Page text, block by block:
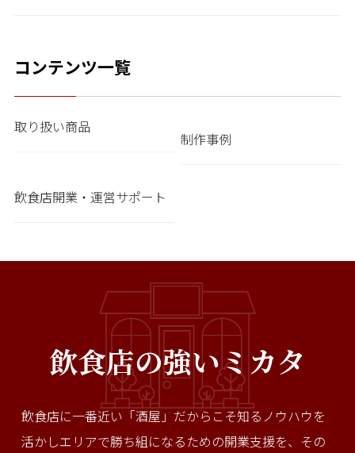
コンテンツ一覧
取り扱い商品
制作事例
飲食店開業・運営サポート
飲食店の強いミカタ
飲食店に一番近い「酒屋」だからこそ知るノウハウを
活かしエリアで勝ち組になるための開業支援を、その